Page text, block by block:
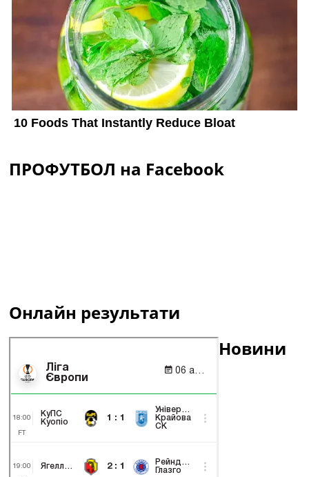
ПРОФУТБОЛ на Facebook
Онлайн результати
Новини